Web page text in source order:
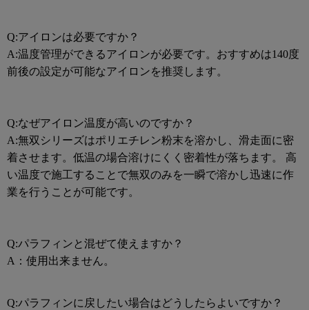
Q:アイロンは必要ですか？
A:温度管理ができるアイロンが必要です。おすすめは140度
前後の設定が可能なアイロンを推奨します。
Q:なぜアイロン温度が高いのですか？
A:無双シリーズはポリエチレン粉末を溶かし、滑走面に密
着させます。低温の場合溶けにくく密着性が落ちます。
高
い温度で施工することで無双のみを一瞬で溶かし迅速に作
業を行うことが可能です。
Q:パラフィンと混ぜて使えますか？
A：使用出来ません。
Q:パラフィンに戻したい場合はどうしたらよいですか？